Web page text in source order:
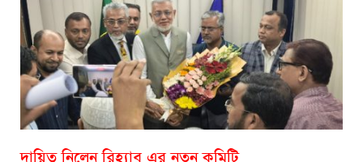
দায়িত্ব নিলেন রিহ্যাব এর নতুন কমিটি